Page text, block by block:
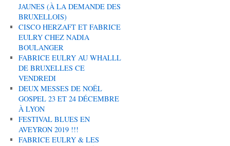
JAUNES (À LA DEMANDE DES
BRUXELLOIS)
CISCO HERZAFT ET FABRICE
EULRY CHEZ NADIA
BOULANGER
FABRICE EULRY AU WHALLL
DE BRUXELLES CE
VENDREDI
DEUX MESSES DE NOËL
GOSPEL 23 ET 24 DÉCEMBRE
À LYON
FESTIVAL BLUES EN
AVEYRON 2019 !!!
FABRICE EULRY & LES